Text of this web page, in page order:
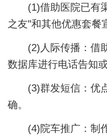
(1)借助医院已有渠
之友"和其他优惠套餐
(2)人际传播：借助
数据库进行电话告知
(3)群发短信：优点
确。
(4)院车推广：制作